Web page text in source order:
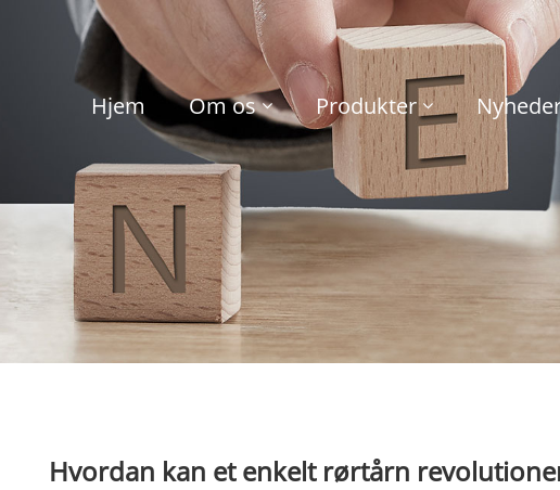
Hjem Om os Produkter
Hvordan kan et enkelt rørtårn